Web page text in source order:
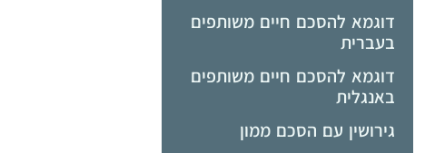
דוגמא להסכם חיים משותפים
בעברית
דוגמא להסכם חיים משותפים
באנגלית
גירושין עם הסכם ממון